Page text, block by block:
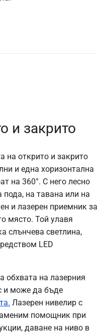
и закрито
на открито и закрито
и една хоризонтална
на 360°. С него лесно
на тавана или на
и лазерен приемник за
място. Той улавя
слънчева светлина,
LED
обхвата на лазерния
и може да бъде
Лазерен нивелир с
помощник при
даване на ниво в